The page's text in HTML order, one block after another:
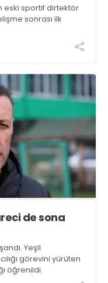
eski sportif dirtektör
sonrası ilk
de sona
Yeşil
görevini yürüten
öğrenildi.